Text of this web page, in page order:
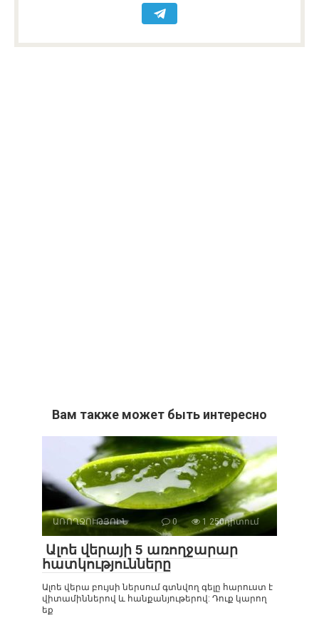
Вам также может быть интересно
ԱՌՈՂՋՈՒԹՅՈԻՆ 0 1 250դիտում
Ալոե վերայի 5 առողջարար
հատկությունները
Ալոե վերա բույսի ներսում գտնվող գելը հարուստ է
վիտամիններով և հանքանյութերով: Դուք կարող
եք